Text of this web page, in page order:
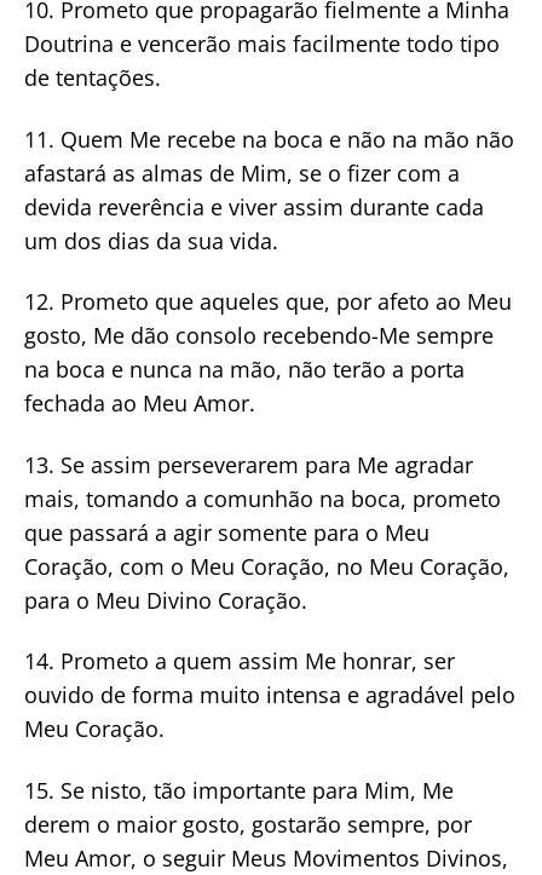
10. Prometo que propagarão fielmente a Minha
Doutrina e vencerão mais facilmente todo tipo
de tentações.
11. Quem Me recebe na boca e não na mão não
afastará as almas de Mim, se o fizer com a
devida reverência e viver assim durante cada
um dos dias da sua vida.
12. Prometo que aqueles que, por afeto ao Meu
gosto, Me dão consolo recebendo-Me sempre
na boca e nunca na mão, não terão a porta
fechada ao Meu Amor.
13. Se assim perseverarem para Me agradar
mais, tomando a comunhão na boca, prometo
que passará a agir somente para o Meu
Coração, com o Meu Coração, no Meu Coração,
para o Meu Divino Coração.
14. Prometo a quem assim Me honrar, ser
ouvido de forma muito intensa e agradável pelo
Meu Coração.
15. Se nisto, tão importante para Mim, Me
derem o maior gosto, gostarão sempre, por
Meu Amor, o seguir Meus Movimentos Divinos,